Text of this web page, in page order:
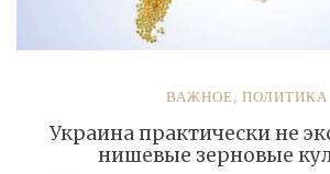
ВАЖНОЕ, ПОЛИТИКА
Украина практически не
нишевые зерновые